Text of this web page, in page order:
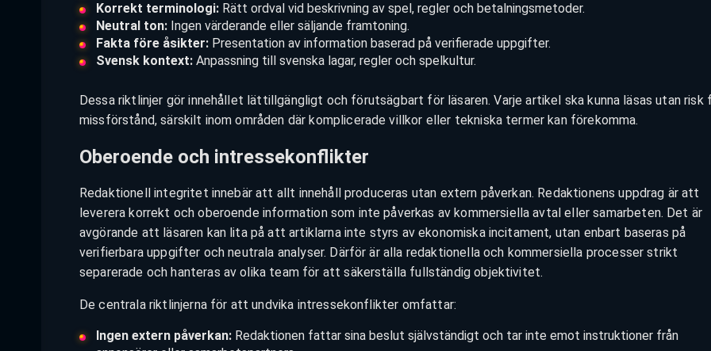
Korrekt terminologi:Rätt ordval vid beskrivning av spel, regler och betalningsmetoder.
Neutral ton:Ingen värderande eller säljande framtoning.
Fakta före åsikter:Presentation av information baserad på verifierade uppgifter.
Svensk kontext:Anpassning till svenska lagar, regler och spelkultur.
Dessa riktlinjer gör innehållet lättillgängligt och förutsägbart för läsaren. Varje artikel ska kunna läsas utan risk
missförstånd, särskilt inom områden där komplicerade villkor eller tekniska termer kan förekomma.
Oberoende och intressekonflikter
Redaktionell integritet innebär att allt innehåll produceras utan extern påverkan. Redaktionens uppdrag är att
leverera korrekt och oberoende information som inte påverkas av kommersiella avtal eller samarbeten. Det är
avgörande att läsaren kan lita på att artiklarna inte styrs av ekonomiska incitament, utan enbart baseras på
verifierbara uppgifter och neutrala analyser. Därför är alla redaktionella och kommersiella processer strikt
separerade och hanteras av olika team för att säkerställa fullständig objektivitet.
De centrala riktlinjerna för att undvika intressekonflikter omfattar:
Ingen extern påverkan:Redaktionen fattar sina beslut självständigt och tar inte emot instruktioner från